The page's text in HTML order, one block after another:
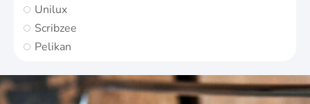
Unilux
Scribzee
Pelikan